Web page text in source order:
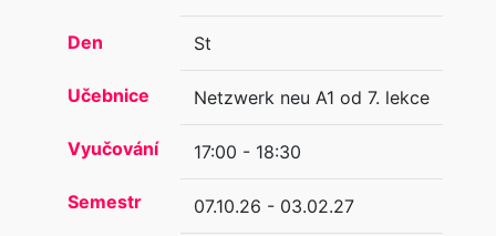
Den
Učebnice
Vyučování
Semestr
St
Netzwerk neu A1 od 7. lekce
17:00 - 18:30
07.10.26 - 03.02.27